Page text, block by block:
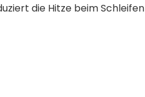
die Hitze beim Schleifen